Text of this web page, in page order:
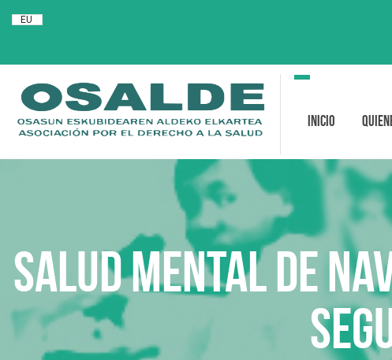
EU
Toggle
Inicio
Salud Mental de